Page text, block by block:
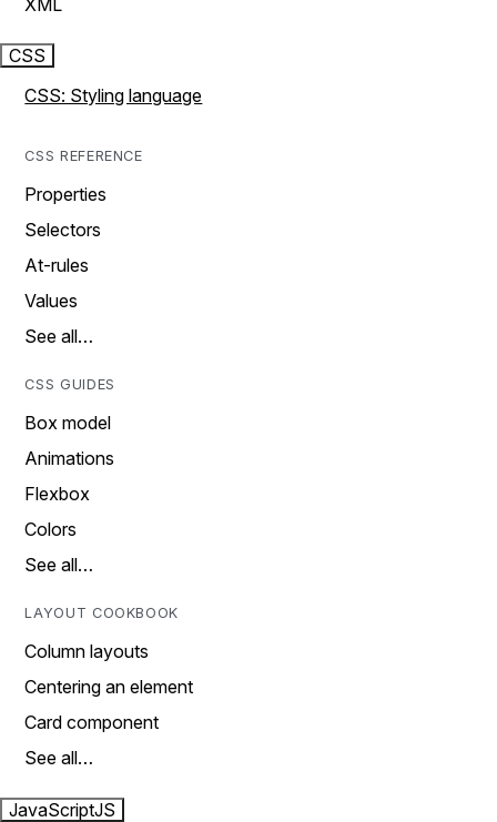
CSS
CSS: Styling language
CSS REFERENCE
Properties
Selectors
At-rules
Values
See all…
CSS GUIDES
Box model
Animations
Flexbox
Colors
See all…
LAYOUT COOKBOOK
Column layouts
Centering an element
Card component
See all…
JavaScriptJS